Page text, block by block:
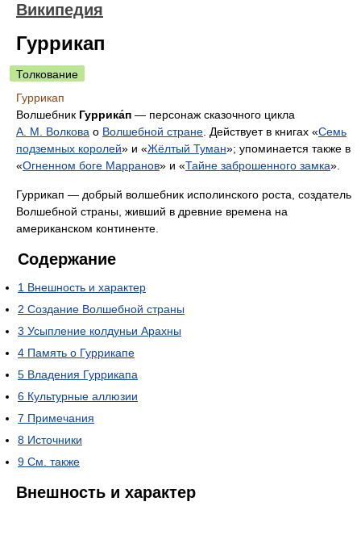
Википедия
Гуррикап
Толкование
Гуррикап
Волшебник Гуррика́п — персонаж сказочного цикла
А. М. Волкова о Волшебной стране . Действует в книгах «Семь
подземных королей» и «Жёлтый Туман»; упоминается также в
«Огненном боге Марранов» и «Тайне заброшенного замка».
Гуррикап — добрый волшебник исполинского роста, создатель
Волшебной страны, живший в древние времена на
американском континенте.
Содержание
1 Внешность и характер
2 Создание Волшебной страны
3 Усыпление колдуньи Арахны
4 Память о Гуррикапе
5 Владения Гуррикапа
6 Культурные аллюзии
7 Примечания
8 Источники
9 См. также
Внешность и характер